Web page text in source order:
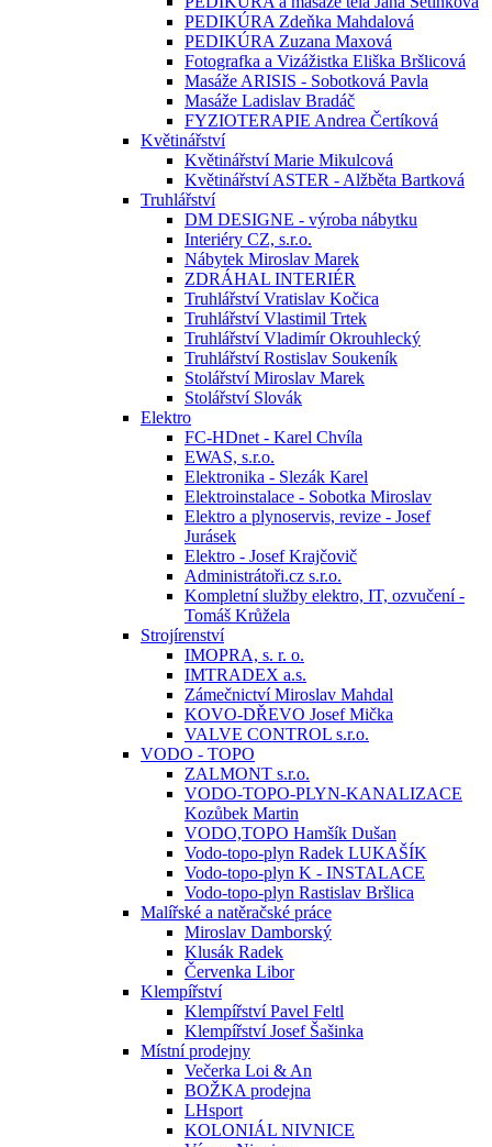
PEDIKÚRA Zdeňka Mahdalová
PEDIKÚRA Zuzana Maxová
Fotografka a Vizážistka Eliška Bršlicová
Masáže ARISIS - Sobotková Pavla
Masáže Ladislav Bradáč
FYZIOTERAPIE Andrea Čertíková
Květinářství
Květinářství Marie Mikulcová
Květinářství ASTER - Alžběta Bartková
Truhlářství
DM DESIGNE - výroba nábytku
Interiéry CZ, s.r.o.
Nábytek Miroslav Marek
ZDRÁHAL INTERIÉR
Truhlářství Vratislav Kočica
Truhlářství Vlastimil Trtek
Truhlářství Vladimír Okrouhlecký
Truhlářství Rostislav Soukeník
Stolářství Miroslav Marek
Stolářství Slovák
Elektro
FC-HDnet - Karel Chvíla
EWAS, s.r.o.
Elektronika - Slezák Karel
Elektroinstalace - Sobotka Miroslav
Elektro a plynoservis, revize - Josef
Jurásek
Elektro - Josef Krajčovič
Administrátoři.cz s.r.o.
Kompletní služby elektro, IT, ozvučení -
Tomáš Krůžela
Strojírenství
IMOPRA, s. r. o.
IMTRADEX a.s.
Zámečnictví Miroslav Mahdal
KOVO-DŘEVO Josef Mička
VALVE CONTROL s.r.o.
VODO - TOPO
ZALMONT s.r.o.
VODO-TOPO-PLYN-KANALIZACE
Kozůbek Martin
VODO,TOPO Hamšík Dušan
Vodo-topo-plyn Radek LUKAŠÍK
Vodo-topo-plyn K - INSTALACE
Vodo-topo-plyn Rastislav Bršlica
Malířské a natěračské práce
Miroslav Damborský
Klusák Radek
Červenka Libor
Klempířství
Klempířství Pavel Feltl
Klempířství Josef Šašinka
Místní prodejny
Večerka Loi & An
BOŽKA prodejna
LHsport
KOLONIÁL NIVNICE